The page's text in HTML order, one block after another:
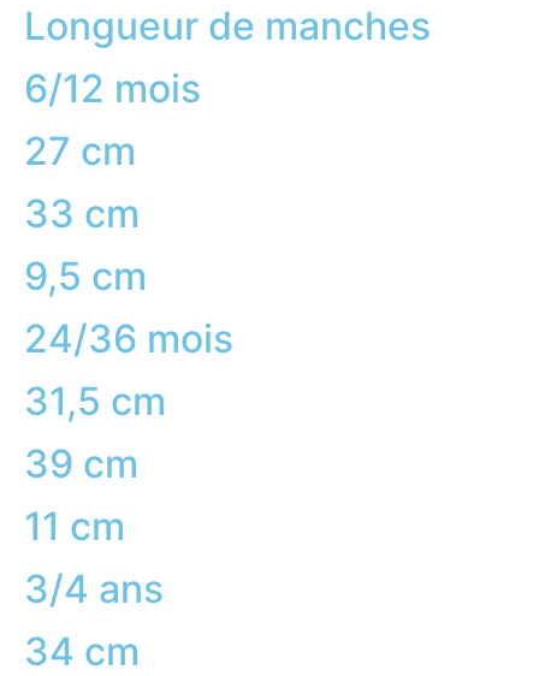
Longueur de manches
6/12 mois
27 cm
33 cm
9,5 cm
24/36 mois
31,5 cm
39 cm
11 cm
3/4 ans
34 cm